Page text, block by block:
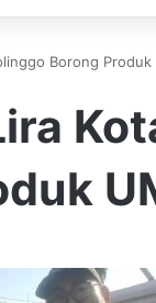
Borong Produk